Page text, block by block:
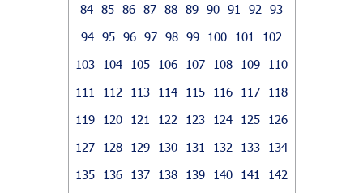
84 85 86 87 88 89 90 91 92
93
94 95 96 97 98 99 100 101
102
103
104 105 106 107 108 109
110
111
112 113 114 115 116 117
118
119
120 121 122 123 124 125
126
127
128 129 130 131 132 133
134
135
136 137 138 139 140 141
142